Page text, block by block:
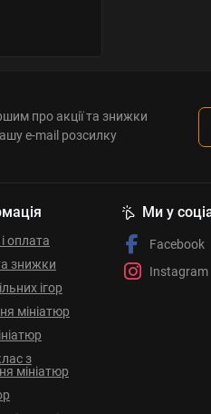
про акції та знижки
e-mail розсилку
оплата
знижки
ігор
мініатюр
з
мініатюр
Ми у
Facebook
Instagram